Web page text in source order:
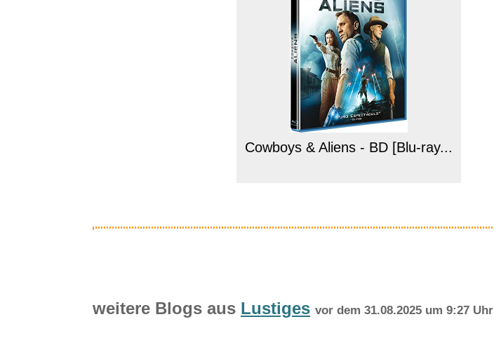
Cowboys & Aliens - BD [Blu-ray...
weitere Blogs aus Lustiges vor dem 31.08.2025 um 9:27 Uhr